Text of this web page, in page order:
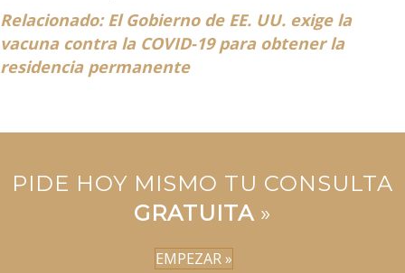
Relacionado: El Gobierno de EE. UU. exige la
vacuna contra la COVID-19 para obtener la
residencia permanente
PIDE HOY MISMO TU CONSULTA
GRATUITA»
EMPEZAR »